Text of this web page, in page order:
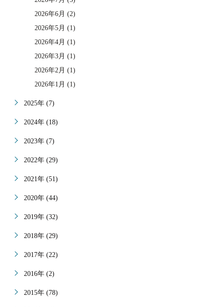
2026年6月 (2)
2026年5月 (1)
2026年4月 (1)
2026年3月 (1)
2026年2月 (1)
2026年1月 (1)
2025年 (7)
2024年 (18)
2023年 (7)
2022年 (29)
2021年 (51)
2020年 (44)
2019年 (32)
2018年 (29)
2017年 (22)
2016年 (2)
2015年 (78)